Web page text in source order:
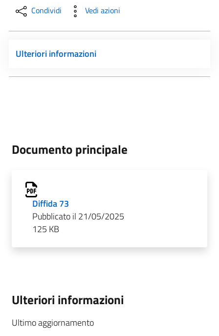
Condividi Vedi azioni
Ulteriori informazioni
Documento principale
Diffida 73
Pubblicato il 21/05/2025
125 KB
Ulteriori informazioni
Ultimo aggiornamento